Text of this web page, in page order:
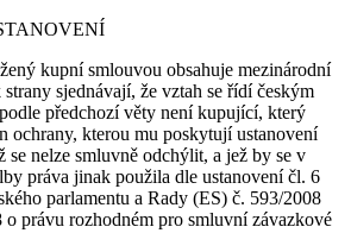
kupní smlouvou obsahuje mezinárodní
sjednávají, že vztah se řídí českým
předchozí věty není kupující, který
ochrany, kterou mu poskytují ustanovení
se nelze smluvně odchýlit, a jež by se v
práva jinak použila dle ustanovení čl. 6
parlamentu a Rady (ES) č. 593/2008
o právu rozhodném pro smluvní závazkové